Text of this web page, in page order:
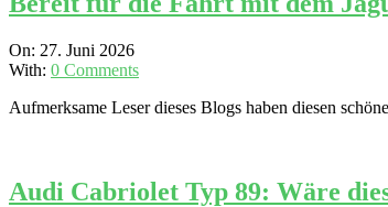
2026-
06-
On: 27. Juni 2026
With: 0 Comments
Aufmerksame Leser dieses Blogs haben diesen
Audi Cabriolet Typ 89: Wäre